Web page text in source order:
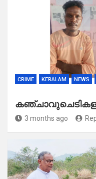
CRIME KERALAM NEWS
3 months ago